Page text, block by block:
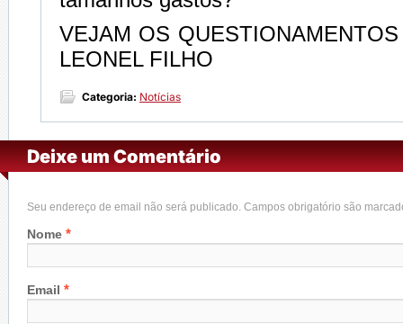
VEJAM OS
LEONEL FILHO
Categoria: Notícias
Deixe um Comentário
Seu endereço de email não será publicado. Campos obrigatório são
Nome *
Email *